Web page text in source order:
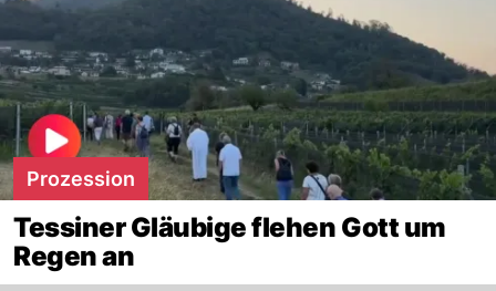
Prozession
Tessiner Gläubige flehen Gott um
Regen an